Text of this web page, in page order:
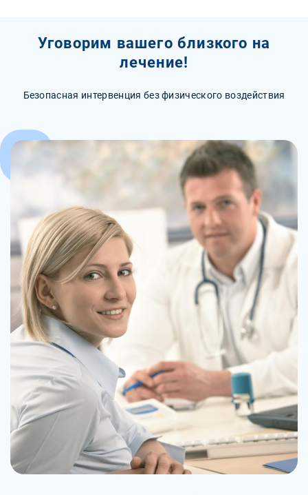
Уговорим вашего близкого на
лечение!
Безопасная интервенция без физического воздействия